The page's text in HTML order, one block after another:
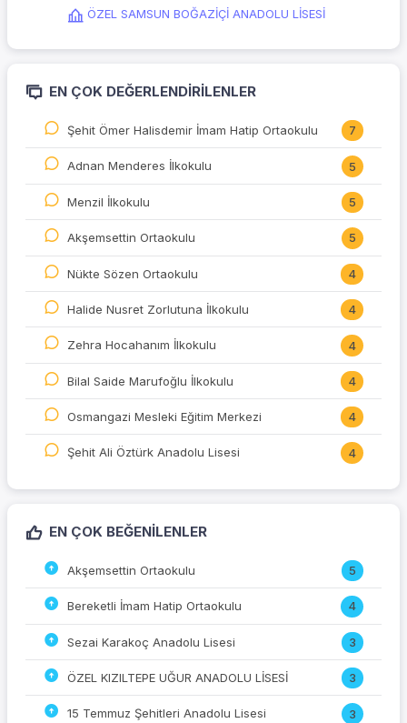
ÖZEL SAMSUN BOĞAZİÇİ ANADOLU LİSESİ
EN ÇOK DEĞERLENDIRILENLER
Şehit Ömer Halisdemir İmam Hatip Ortaokulu 7
Adnan Menderes İlkokulu 5
Menzil İlkokulu 5
Akşemsettin Ortaokulu 5
Nükte Sözen Ortaokulu 4
Halide Nusret Zorlutuna İlkokulu 4
Zehra Hocahanım İlkokulu 4
Bilal Saide Marufoğlu İlkokulu 4
Osmangazi Mesleki Eğitim Merkezi 4
Şehit Ali Öztürk Anadolu Lisesi 4
EN ÇOK BEĞENILENLER
Akşemsettin Ortaokulu 5
Bereketli İmam Hatip Ortaokulu 4
Sezai Karakoç Anadolu Lisesi 3
ÖZEL KIZILTEPE UĞUR ANADOLU LİSESİ 3
15 Temmuz Şehitleri Anadolu Lisesi 3